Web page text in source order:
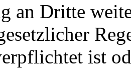
an Dritte
ist